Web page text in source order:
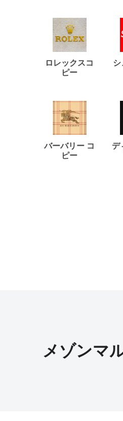
ロレックスコ
ピー
バーバリー コ
ピー
デ
メゾンマ